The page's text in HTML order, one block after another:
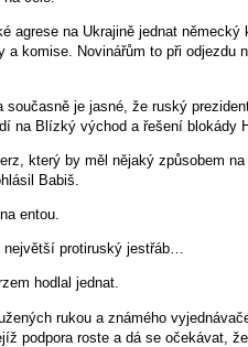
agrese na Ukrajině jednat německý
a komise. Novinářům to při odjezdu
je jasné, že ruský
na Blízký východ a řešení blokády
který by měl nějaký způsobem
Babiš.
entou.
největší protiruský jestřáb…
hodlal jednat.
rukou a známého
podpora roste a dá se očekávat,